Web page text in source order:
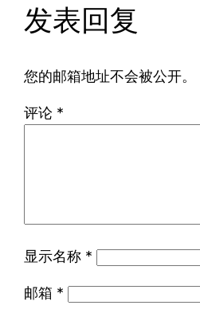
发表回复
您的邮箱地址不会被公开。
评论 *
显示名称 *
邮箱 *